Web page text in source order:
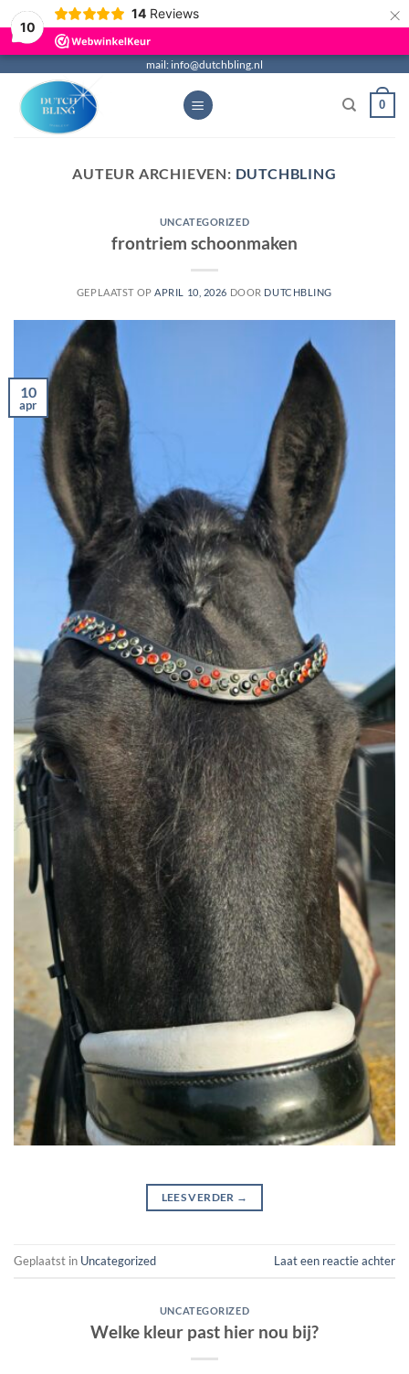
10
14 Reviews ×
naar
inhoud
mail: info@dutchbling.nl
0
AUTEUR ARCHIEVEN: DUTCHBLING
UNCATEGORIZED
frontriem schoonmaken
GEPLAATST OP APRIL 10, 2026 DOOR DUTCHBLING
10
apr
LEES VERDER →
Geplaatst in Uncategorized Laat een reactie achter
UNCATEGORIZED
Welke kleur past hier nou bij?